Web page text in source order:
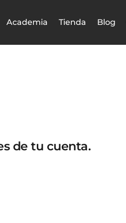
Academia Tienda Blog
de tu cuenta.